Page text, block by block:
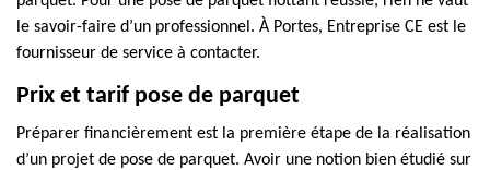
le savoir-faire d’un professionnel. À Portes, Entreprise CE est le
fournisseur de service à contacter.
Prix et tarif pose de parquet
Préparer financièrement est la première étape de la réalisation
d’un projet de pose de parquet. Avoir une notion bien étudié sur